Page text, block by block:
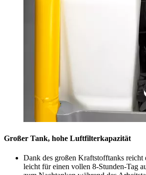
Großer Tank, hohe Luftfilterkapazität
Dank des großen Kraftstofftanks
leicht für einen vollen 8-Stunden-Tag